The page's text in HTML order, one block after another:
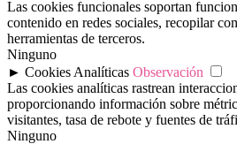
Las cookies funcionales soportan
contenido en redes sociales, recopilar
herramientas de terceros.
Ninguno
► Cookies Analíticas Observación
Las cookies analíticas rastrean
proporcionando información sobre
visitantes, tasa de rebote y fuentes de
Ninguno